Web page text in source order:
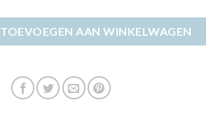
TOEVOEGEN AAN WINKELWAGEN